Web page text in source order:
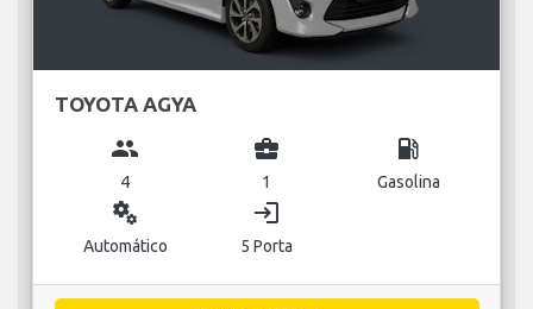
TOYOTA AGYA
group
4
business_center
1
local_gas_station
Gasolina
miscellaneous_services
Automático
login
5 Porta